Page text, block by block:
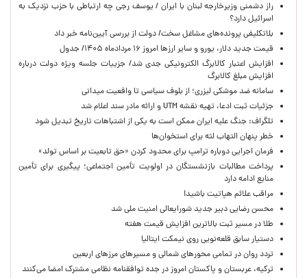
راز دشمنی وزیرخارجه لبنان با ایران / یوسف رجی چه ارتباطی با حزب نزدیک به
اسرائیل دارد؟
بلاتکلیفی پرونده‌های مشاغل سخت/ دولت از بررسی آیین‌نامه خبر داد
قیمت جدید دلار، یورو و سایر ارزها امروز ۱۶ مردادماه ۱۴۰۵/ جدول
افزایش اعتبار کالابرگ الکترونیکی جدی شد/ جزییات جلسه ویژه دولت درباره
افزایش مبلغ کالابرگ
سامانه ضد موشکی لیزری؛ از بلوف سیاسی تا واقعیت میدانی
جزئیات ثبت ادعا، تهیه نقشه UTM و ارائه مادر سند اعلام شد
تلگراف: جنگ علیه ایران ممکن است به یکی از اشتباهات تاریخ تبدیل شود
خطر پنهان التهاب لثه برای استخوان‌ها
فرمان اجرایی دوباره ترامپ برای محدود کردن «حق تابعیت بر اساس تولد»
پرداخت مطالبات بازنشستگان در اولویت تأمین اجتماعی؛ پیگیری برای تأمین
منابع ادامه دارد
مراقب علائم هپاتیت باشید!
محسن رضایی دبیر جدید شورایعالی امنیت ملی شد
طلا در مسیر ثبت بالاترین افزایش قیمت هفته
دستیار سابق قلعه‌نویی روی نیمکت ایتالیا
تردد روان در تمامی محورهای شمالی و مسیرهای مرزهای اربعین
ترکیه، عربستان و پاکستان امروز در جده توافقنامه نظامی مشترک امضا می‌کنند